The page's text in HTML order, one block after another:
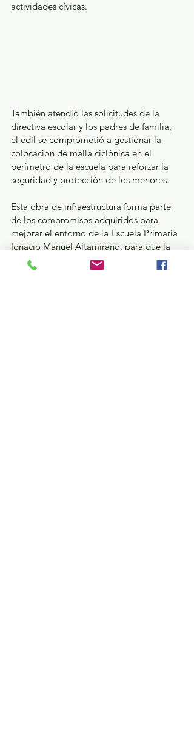
actividades cívicas.
También atendió las solicitudes de la
directiva escolar y los padres de familia,
el edil se comprometió a gestionar la
colocación de malla ciclónica en el
perímetro de la escuela para reforzar la
seguridad y protección de los menores.
Esta obra de infraestructura forma parte
de los compromisos adquiridos para
mejorar el entorno de la Escuela Primaria
Ignacio Manuel Altamirano, para que la
comunidad estudiantil se desarrolle en un
ambiente confiable. El Alcalde reiteró que